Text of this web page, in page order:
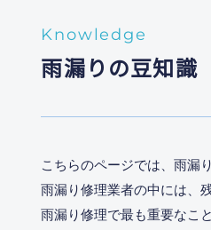
雨漏りの豆知識
Knowledge
こちらのページでは、雨漏
雨漏り修理業者の中には、
雨漏り修理で最も重要なこ